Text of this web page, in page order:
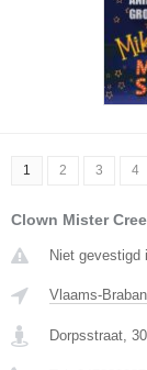
1 2 3 4
Clown Mister
Niet gevestigd
Vlaams-
Dorpsstraat,